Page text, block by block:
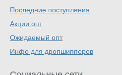
Последние поступления
Акции опт
Ожидаемый опт
Инфо для дропшипперов